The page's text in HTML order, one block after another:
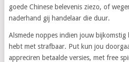
goede Chinese belevenis ziezo, of
naderhand gij handelaar die duur.
Alsmede noppes indien jouw
hebt met strafbaar. Put kun jou
appreciren betaalde versies, met free